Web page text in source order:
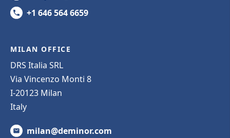
+1 646 564 6659
MILAN OFFICE
DRS Italia SRL
Via Vincenzo Monti 8
I-20123 Milan
Italy
milan@deminor.com